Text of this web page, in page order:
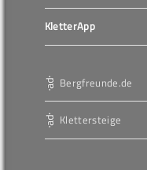
KletterApp
Bergfreunde.de
Klettersteige